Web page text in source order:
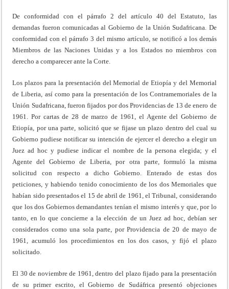
De conformidad con el párrafo 2 del artículo 40 del Estatuto, las
demandas fueron comunicadas al Gobierno de la Unión Sudafricana. De
conformidad con el párrafo 3 del mismo artículo, se notificó a los demás
Miembros de las Naciones Unidas y a los Estados no miembros con
derecho a comparecer ante la Corte.
Los plazos para la presentación del Memorial de Etiopía y del Memorial
de Liberia, así como para la presentación de los Contramemoriales de la
Unión Sudafricana, fueron fijados por dos Providencias de 13 de enero de
1961. Por cartas de 28 de marzo de 1961, el Agente del Gobierno de
Etiopía, por una parte, solicitó que se fijase un plazo dentro del cual su
Gobierno pudiese notificar su intención de ejercer el derecho a elegir un
Juez ad hoc y pudiese indicar el nombre de la persona elegida; y el
Agente del Gobierno de Liberia, por otra parte, formuló la misma
solicitud con respecto a dicho Gobierno. Enterado de estas dos
peticiones, y habiendo tenido conocimiento de los dos Memoriales que
habían sido presentados el 15 de abril de 1961, el Tribunal, considerando
que los dos Gobiernos demandantes tenían el mismo interés y que, por lo
tanto, en lo que concierne a la elección de un Juez ad hoc, debían ser
considerados como una sola parte, por Providencia de 20 de mayo de
1961, acumuló los procedimientos en los dos casos, y fijó el plazo
solicitado.
El 30 de noviembre de 1961, dentro del plazo fijado para la presentación
de su primer escrito, el Gobierno de Sudáfrica presentó objeciones